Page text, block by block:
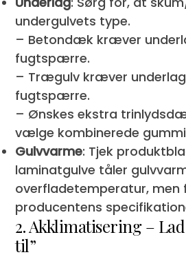
undergulvets type.
– Betondæk kræver
fugtspærre.
– Trægulv kræver underlag
fugtspærre.
– Ønskes ekstra
vælge kombinerede
Gulvvarme: Tjek
laminatgulve tåler
overfladetemperatur, men
producentens
2. Akklimatisering –
til”